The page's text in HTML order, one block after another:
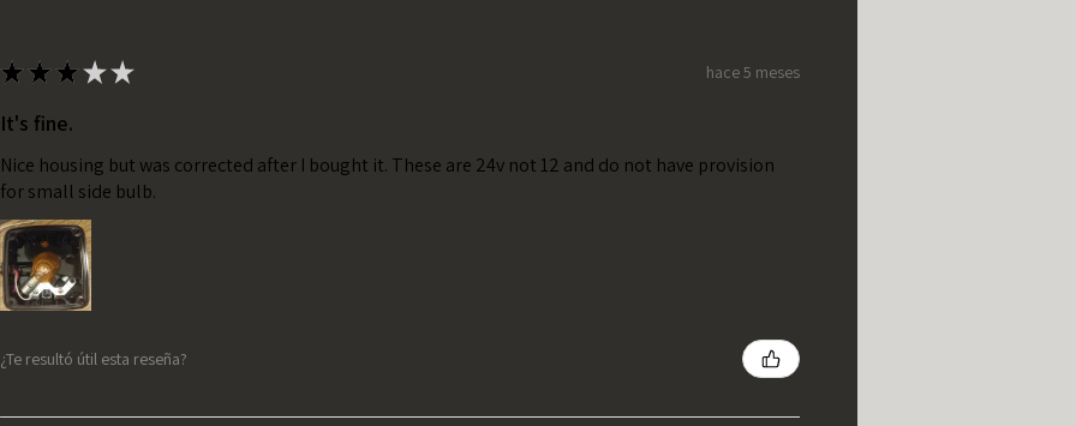
★ ★ ★★★ hace 5 meses
It's fine.
Nice housing but was corrected after I bought it. These are 24v not 12 and do not have provision
for small side bulb.
¿Te resultó útil esta reseña?